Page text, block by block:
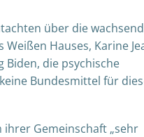
über die
Hauses, Karine
Biden, die psychische
Bundesmittel für
ihrer Gemeinschaft „sehr